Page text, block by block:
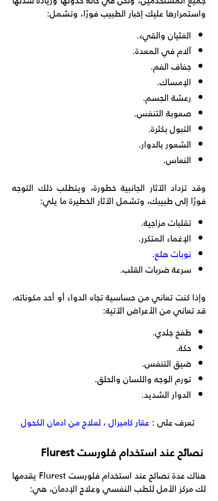
واستمرارها عليك إخبار الطبيب فورًا، وتشمل:
الغثيان والقيء.
آلام في المعدة.
جفاف الفم.
الإمساك.
رعشة الجسم.
صعوبة التنفس.
التبول بكثرة.
الشعور بالدوار.
النعاس.
وقد تزداد الآثار الجانبية خطورة، ويتطلب ذلك التوجه
فورًا إلى طبيبك، وتشمل الآثار الخطيرة ما يلي:
تقلبات مزاجية.
الإغماء المتكرر.
نوبات هلع.
سرعة ضربات القلب.
وإذا كنت تعاني من حساسية تجاه الدواء أو أحد مكوناته،
قد تعاني من الأعراض الآتية:
طفح جلدي.
حكة.
ضيق التنفس.
تورم الوجه واللسان والحلق.
الدوار الشديد.
تعرف على : عقار كامبرال ، لعلاج من ادمان الكحول
نصائح عند استخدام فلورست Flurest
هناك عدة نصائح عند استخدام فلورست Flurest يقدمها
لك مركز الأمل للطب النفسي وعلاج الإدمان، هي: